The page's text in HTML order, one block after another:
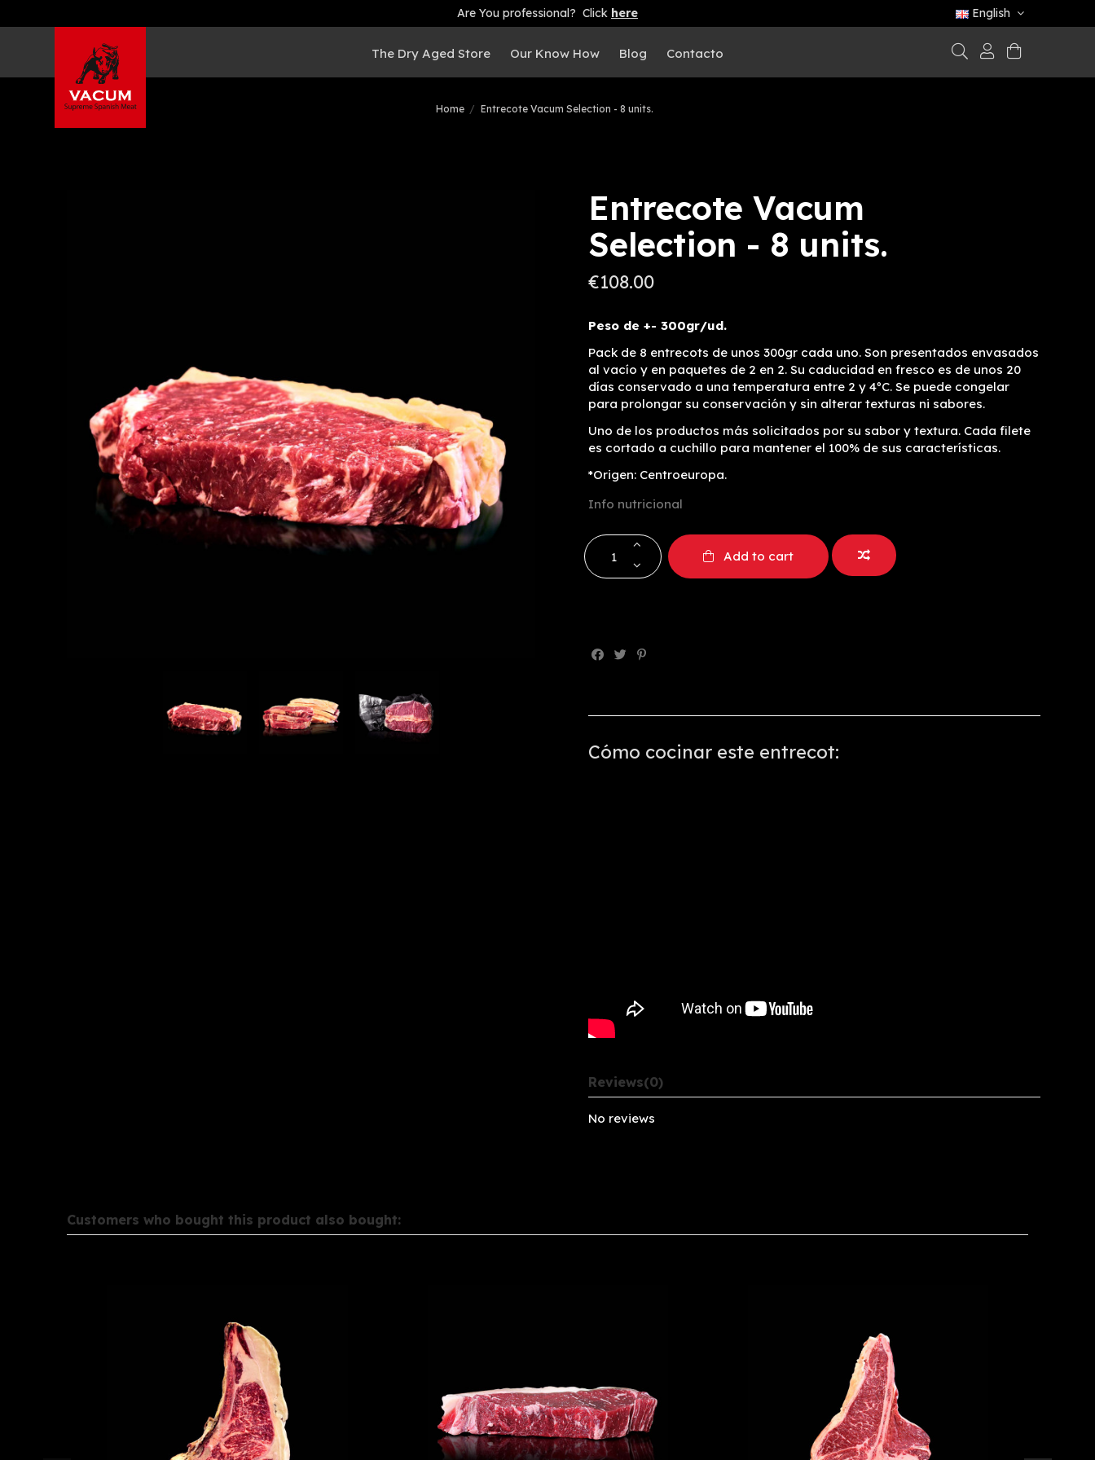
Are You professional? Click here English
The Dry Aged Store Our Know How Blog Contacto
Home Entrecote Vacum Selection - 8 units.
Entrecote Vacum
Selection - 8 units.
€108.00
Peso de +- 300gr/ud.
Pack de 8 entrecots de unos 300gr cada uno. Son presentados envasados
al vacío y en paquetes de 2 en 2. Su caducidad en fresco es de unos 20
días conservado a una temperatura entre 2 y 4ºC. Se puede congelar
para prolongar su conservación y sin alterar texturas ni sabores.
Uno de los productos más solicitados por su sabor y textura. Cada filete
es cortado a cuchillo para mantener el 100% de sus características.
*Origen: Centroeuropa.
Info nutricional
Add to cart
Cómo cocinar este entrecot:
Reviews(0)
No reviews
Customers who bought this product also bought: